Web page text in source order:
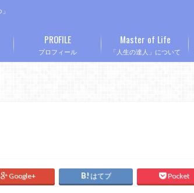
プロフィール
PROFILE
「人生の達人」について
Master of Life
Google+ はてブ Pocket